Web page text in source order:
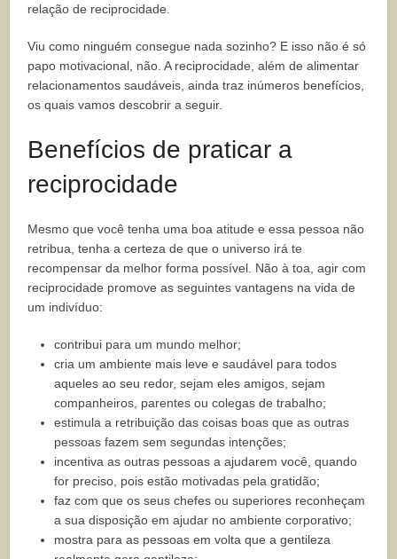
relação de reciprocidade.
Viu como ninguém consegue nada sozinho? E isso não é só
papo motivacional, não. A reciprocidade, além de alimentar
relacionamentos saudáveis, ainda traz inúmeros benefícios,
os quais vamos descobrir a seguir.
Benefícios de praticar a
reciprocidade
Mesmo que você tenha uma boa atitude e essa pessoa não
retribua, tenha a certeza de que o universo irá te
recompensar da melhor forma possível. Não à toa, agir com
reciprocidade promove as seguintes vantagens na vida de
um indivíduo:
contribui para um mundo melhor;
cria um ambiente mais leve e saudável para todos
aqueles ao seu redor, sejam eles amigos, sejam
companheiros, parentes ou colegas de trabalho;
estimula a retribuição das coisas boas que as outras
pessoas fazem sem segundas intenções;
incentiva as outras pessoas a ajudarem você, quando
for preciso, pois estão motivadas pela gratidão;
faz com que os seus chefes ou superiores reconheçam
a sua disposição em ajudar no ambiente corporativo;
mostra para as pessoas em volta que a gentileza